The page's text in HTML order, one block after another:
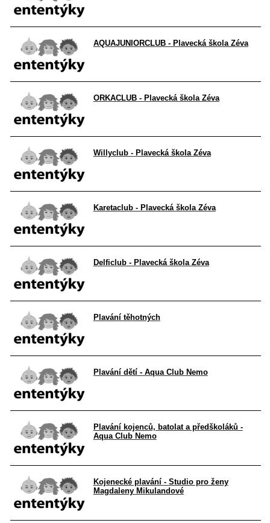
AQUAJUNIORCLUB - Plavecká škola Zéva
ORKACLUB - Plavecká škola Zéva
Willyclub - Plavecká škola Zéva
Karetaclub - Plavecká škola Zéva
Delficlub - Plavecká škola Zéva
Plavání těhotných
Plavání dětí - Aqua Club Nemo
Plavání kojenců, batolat a předškoláků -
Aqua Club Nemo
Kojenecké plavání - Studio pro ženy
Magdaleny Mikulandové